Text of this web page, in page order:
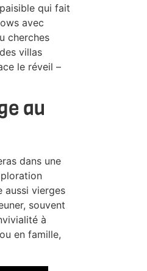
qui fait
avec
cherches
villas
le réveil –
au
dans une
aussi vierges
souvent
à
en famille,